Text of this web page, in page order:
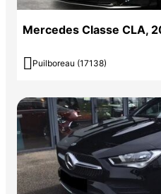
Mercedes Classe CLA,
 Puilboreau (17138)